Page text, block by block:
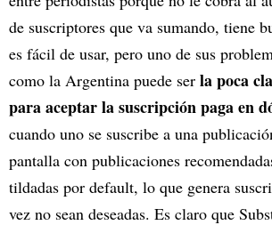
de suscriptores que va sumando, tiene
es fácil de usar, pero uno de sus
como la Argentina puede ser la poca
para aceptar la suscripción paga en
cuando uno se suscribe a una
pantalla con publicaciones
tildadas por default, lo que genera
vez no sean deseadas. Es claro que